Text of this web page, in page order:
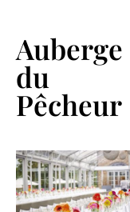
Auberge
du
Pêcheur